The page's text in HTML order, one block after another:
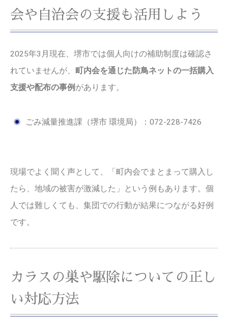
会や自治会の支援も活用しよう
2025年3月現在、堺市では個人向けの補助制度は確認さ
れていませんが、 町内会を通じた防鳥ネットの一括購入
支援や配布の事例 があります。
ごみ減量推進課（堺市 環境局）：072-228-7426
現場でよく聞く声として、「町内会でまとまって購入し
たら、地域の被害が激減した」という例もあります。個
人では難しくても、集団での行動が結果につながる好例
です。
カラスの巣や駆除についての正し
い対応方法